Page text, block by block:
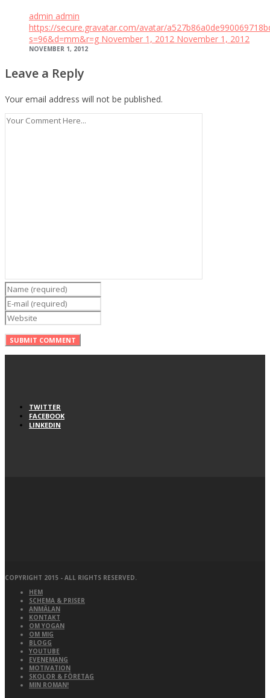
admin admin
https://secure.gravatar.com/avatar/
s=96&d=mm&r=g November 1, 2012 November 1, 2012
NOVEMBER 1, 2012
Leave a Reply
Your email address will not be published.
TWITTER
FACEBOOK
LINKEDIN
COPYRIGHT 2015 - ALL RIGHTS RESERVED.
HEM
SCHEMA & PRISER
ANMÄLAN
KONTAKT
OM YOGAN
OM MIG
BLOGG
YOUTUBE
EVENEMANG
MOTIVATION
SKOLOR & FÖRETAG
MIN ROMAN!